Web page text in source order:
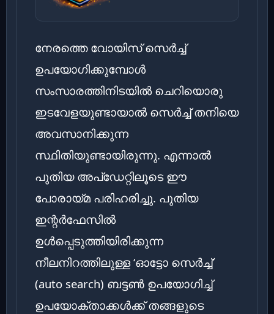
നേരത്തെ വോയിസ് സെർച്ച്
ഉപയോഗിക്കുമ്പോൾ
സംസാരത്തിനിടയിൽ ചെറിയൊരു
ഇടവേളയുണ്ടായാൽ സെർച്ച് തനിയെ
അവസാനിക്കുന്ന
സ്ഥിതിയുണ്ടായിരുന്നു. എന്നാൽ
പുതിയ അപ്‌ഡേറ്റിലൂടെ ഈ
പോരായ്മ പരിഹരിച്ചു. പുതിയ
ഇന്റർഫേസിൽ
ഉൾപ്പെടുത്തിയിരിക്കുന്ന
നീലനിറത്തിലുള്ള ‘ഓട്ടോ സെർച്ച്’
(auto search) ബട്ടൺ ഉപയോഗിച്ച്
ഉപയോക്താക്കൾക്ക് തങ്ങളുടെ